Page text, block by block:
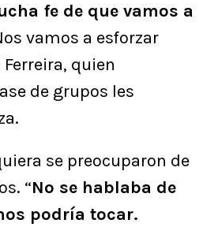
fe de que vamos a
vamos a esforzar
quien
de grupos les
se preocuparon de
“No se hablaba de
podría tocar.